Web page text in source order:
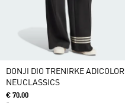
DONJI DIO TRENIRKE ADICOLOR
NEUCLASSICS
€ 70.00